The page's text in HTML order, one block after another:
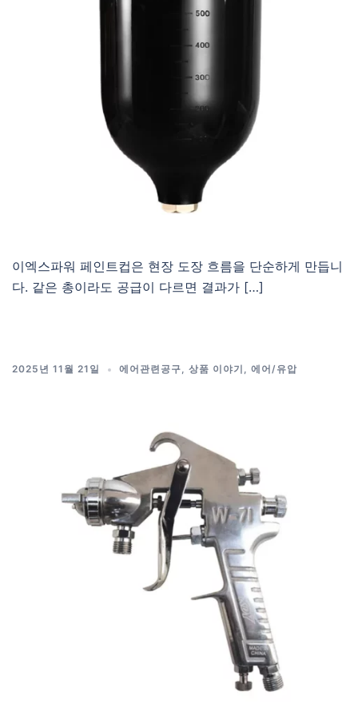
이엑스파워 페인트컵은 현장 도장 흐름을 단순하게 만듭니
다. 같은 총이라도 공급이 다르면 결과가 […]
2025년 11월 21일 에어관련공구, 상품 이야기 , 에어/유압